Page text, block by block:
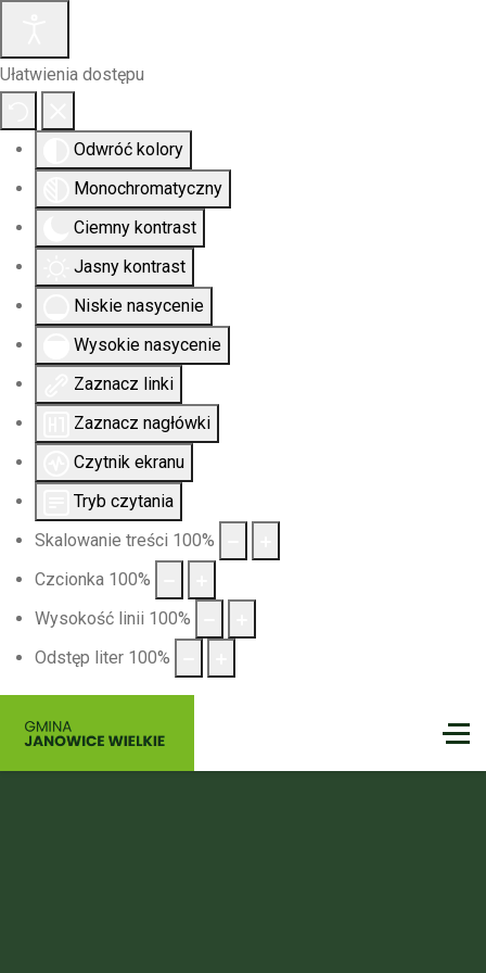
Ułatwienia dostępu
Odwróć kolory
Monochromatyczny
Ciemny kontrast
Jasny kontrast
Niskie nasycenie
Wysokie nasycenie
Zaznacz linki
Zaznacz nagłówki
Czytnik ekranu
Tryb czytania
Skalowanie treści 100%
Czcionka 100%
Wysokość linii 100%
Odstęp liter 100%